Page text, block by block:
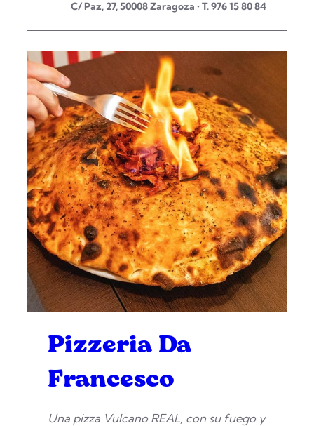
C/ Paz, 27, 50008 Zaragoza • T. 976 15 80 84
Pizzeria Da
Francesco
Una pizza Vulcano REAL, con su fuego y